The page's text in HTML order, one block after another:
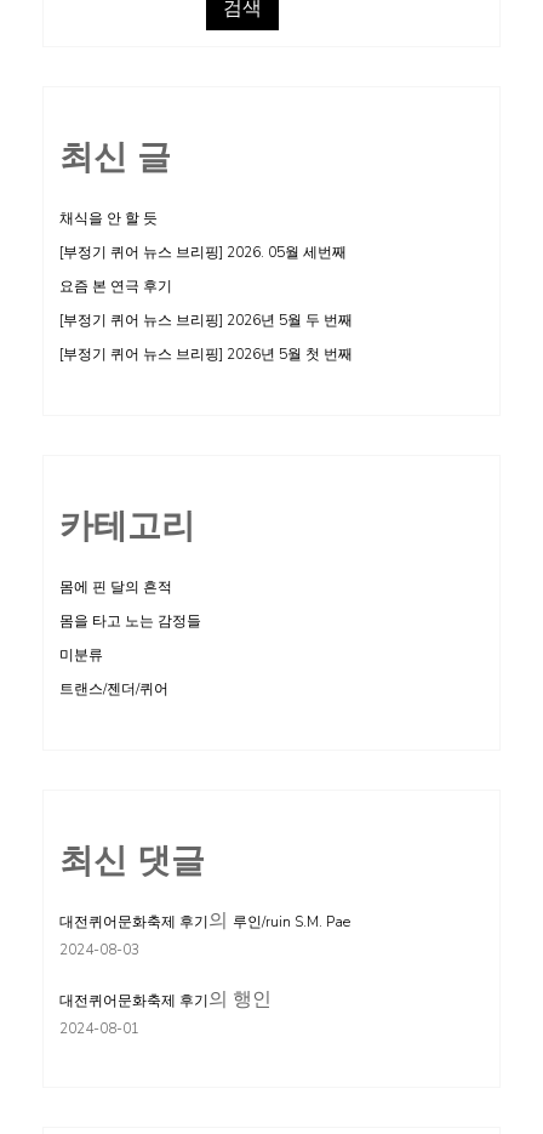
검색
최신 글
채식을 안 할 듯
[부정기 퀴어 뉴스 브리핑] 2026. 05월 세번째
요즘 본 연극 후기
[부정기 퀴어 뉴스 브리핑] 2026년 5월 두 번째
[부정기 퀴어 뉴스 브리핑] 2026년 5월 첫 번째
카테고리
몸에 핀 달의 흔적
몸을 타고 노는 감정들
미분류
트랜스/젠더/퀴어
최신 댓글
대전퀴어문화축제 후기의 루인/ruin S.M. Pae
2024-08-03
대전퀴어문화축제 후기의 행인
2024-08-01